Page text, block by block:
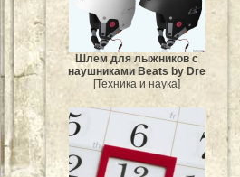
Шлем для лыжников с
наушниками Beats by Dre
[Техника и наука]